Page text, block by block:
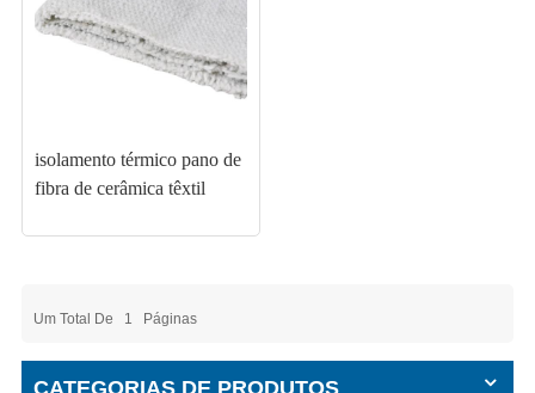
isolamento térmico pano de
fibra de cerâmica têxtil
Um Total De 1 Páginas
CATEGORIAS DE PRODUTOS